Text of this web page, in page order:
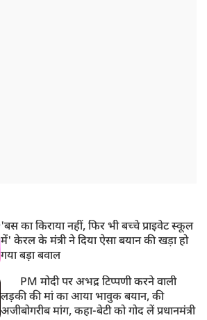
'बस का किराया नहीं, फिर भी बच्चे प्राइवेट स्कूल
में' केरल के मंत्री ने दिया ऐसा बयान की खड़ा हो
गया बड़ा बवाल
PM मोदी पर अभद्र टिप्पणी करने वाली
लड़की की मां का आया भावुक बयान, की
अजीबोगरीब मांग, कहा-बेटी को गोद लें प्रधानमंत्री